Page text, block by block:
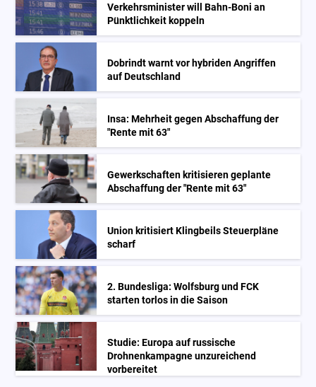
Verkehrsminister will Bahn-Boni an
Pünktlichkeit koppeln
Dobrindt warnt vor hybriden Angriffen
auf Deutschland
Insa: Mehrheit gegen Abschaffung der
"Rente mit 63"
Gewerkschaften kritisieren geplante
Abschaffung der "Rente mit 63"
Union kritisiert Klingbeils Steuerpläne
scharf
2. Bundesliga: Wolfsburg und FCK
starten torlos in die Saison
Studie: Europa auf russische
Drohnenkampagne unzureichend
vorbereitet